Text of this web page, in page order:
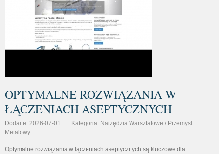
OPTYMALNE ROZWIĄZANIA W
ŁĄCZENIACH ASEPTYCZNYCH
Dodane: 2026-07-01 ::
Kategoria: Narzędzia Warsztatowe / Przemysł
Metalowy
Optymalne rozwiązania w łączeniach aseptycznych są kluczowe dla